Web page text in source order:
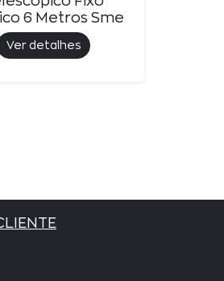
6 Metros Sme
Ver detalhes